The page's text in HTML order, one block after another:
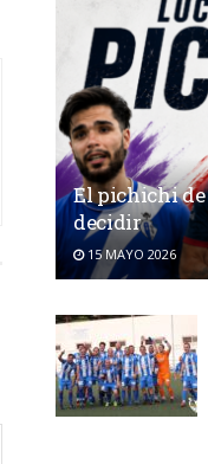
El pichichi de
decidir
15 MAYO 2026